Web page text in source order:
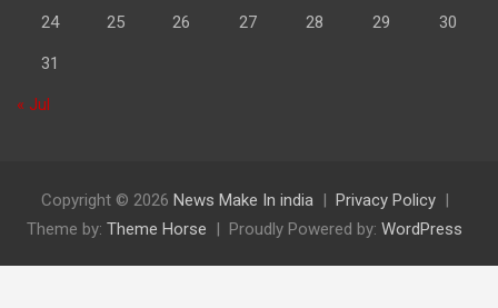
24 25 26 27 28 29 30
31
« Jul
Copyright © 2026 News Make In india
Privacy Policy
Theme by: Theme Horse Proudly Powered by: WordPress